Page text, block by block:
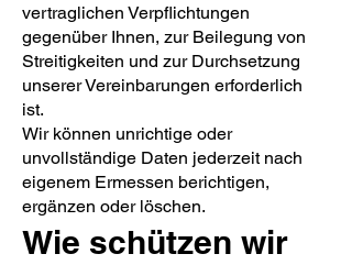
vertraglichen Verpflichtungen
gegenüber Ihnen, zur Beilegung von
Streitigkeiten und zur Durchsetzung
unserer Vereinbarungen erforderlich
ist.
Wir können unrichtige oder
unvollständige Daten jederzeit nach
eigenem Ermessen berichtigen,
ergänzen oder löschen.
Wie schützen wir